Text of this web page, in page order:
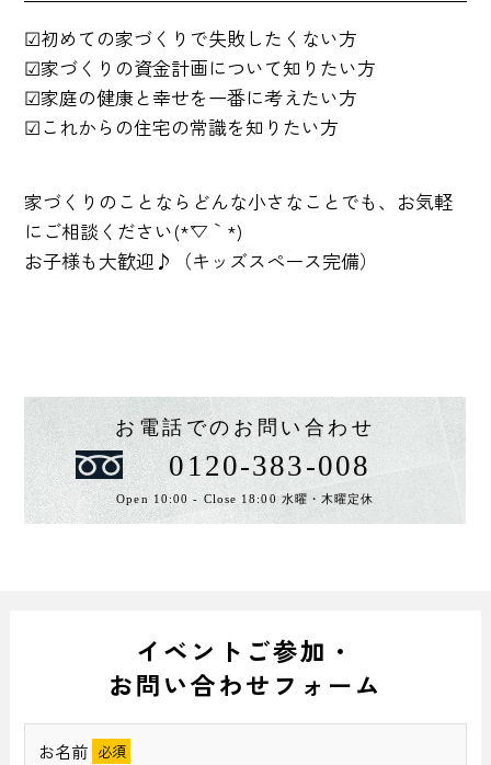
☑初めての家づくりで失敗したくない方
☑家づくりの資金計画について知りたい方
☑家庭の健康と幸せを一番に考えたい方
☑これからの住宅の常識を知りたい方
家づくりのことならどんな小さなことでも、お気軽
にご相談ください(*´▽｀*)
お子様も大歓迎♪（キッズスペース完備）
お電話でのお問い合わせ
0120-383-008
Open 10:00 - Close 18:00 水曜・木曜定休
イベントご参加・
お問い合わせフォーム
お名前